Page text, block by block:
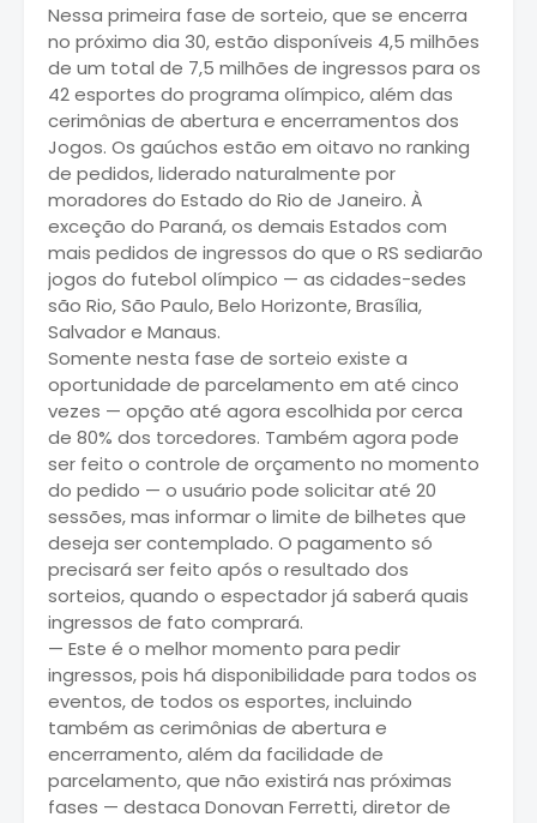
Nessa primeira fase de sorteio, que se encerra
no próximo dia 30, estão disponíveis 4,5 milhões
de um total de 7,5 milhões de ingressos para os
42 esportes do programa olímpico, além das
cerimônias de abertura e encerramentos dos
Jogos. Os gaúchos estão em oitavo no ranking
de pedidos, liderado naturalmente por
moradores do Estado do Rio de Janeiro. À
exceção do Paraná, os demais Estados com
mais pedidos de ingressos do que o RS sediarão
jogos do futebol olímpico — as cidades-sedes
são Rio, São Paulo, Belo Horizonte, Brasília,
Salvador e Manaus.
Somente nesta fase de sorteio existe a
oportunidade de parcelamento em até cinco
vezes — opção até agora escolhida por cerca
de 80% dos torcedores. Também agora pode
ser feito o controle de orçamento no momento
do pedido — o usuário pode solicitar até 20
sessões, mas informar o limite de bilhetes que
deseja ser contemplado. O pagamento só
precisará ser feito após o resultado dos
sorteios, quando o espectador já saberá quais
ingressos de fato comprará.
— Este é o melhor momento para pedir
ingressos, pois há disponibilidade para todos os
eventos, de todos os esportes, incluindo
também as cerimônias de abertura e
encerramento, além da facilidade de
parcelamento, que não existirá nas próximas
fases — destaca Donovan Ferretti, diretor de